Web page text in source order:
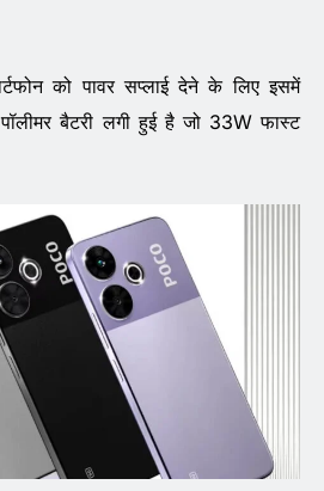
को पावर सप्लाई देने के लिए इसमें
बैटरी लगी हुई है जो 33W फास्ट